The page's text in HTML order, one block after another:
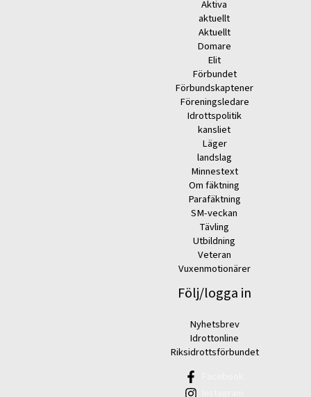
Aktiva
aktuellt
Aktuellt
Domare
Elit
Förbundet
Förbundskaptener
Föreningsledare
Idrottspolitik
kansliet
Läger
landslag
Minnestext
Om fäktning
Parafäktning
SM-veckan
Tävling
Utbildning
Veteran
Vuxenmotionärer
Följ/logga in
Nyhetsbrev
Idrottonline
Riksidrottsförbundet